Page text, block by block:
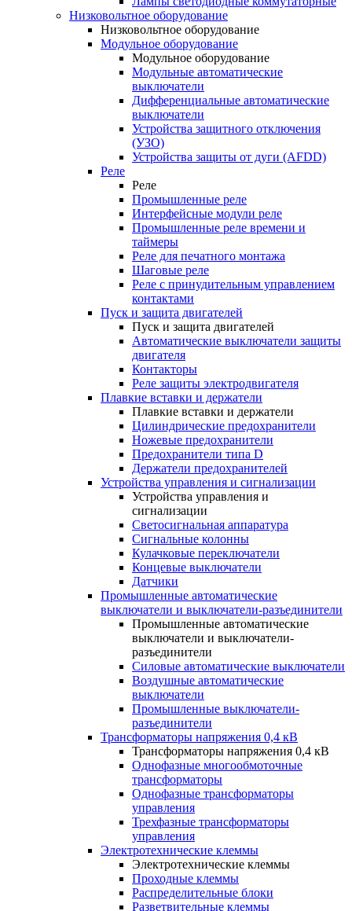
Низковольтное оборудование
Низковольтное оборудование
Модульное оборудование
Модульное оборудование
Модульные автоматические
выключатели
Дифференциальные автоматические
выключатели
Устройства защитного отключения
(УЗО)
Устройства защиты от дуги (AFDD)
Реле
Реле
Промышленные реле
Интерфейсные модули реле
Промышленные реле времени и
таймеры
Реле для печатного монтажа
Шаговые реле
Реле с принудительным управлением
контактами
Пуск и защита двигателей
Пуск и защита двигателей
Автоматические выключатели защиты
двигателя
Контакторы
Реле защиты электродвигателя
Плавкие вставки и держатели
Плавкие вставки и держатели
Цилиндрические предохранители
Ножевые предохранители
Предохранители типа D
Держатели предохранителей
Устройства управления и сигнализации
Устройства управления и
сигнализации
Светосигнальная аппаратура
Сигнальные колонны
Кулачковые переключатели
Концевые выключатели
Датчики
Промышленные автоматические
выключатели и выключатели-разъединители
Промышленные автоматические
выключатели и выключатели-
разъединители
Силовые автоматические выключатели
Воздушные автоматические
выключатели
Промышленные выключатели-
разъединители
Трансформаторы напряжения 0,4 кВ
Трансформаторы напряжения 0,4 кВ
Однофазные многообмоточные
трансформаторы
Однофазные трансформаторы
управления
Трехфазные трансформаторы
управления
Электротехнические клеммы
Электротехнические клеммы
Проходные клеммы
Распределительные блоки
Разветвительные клеммы